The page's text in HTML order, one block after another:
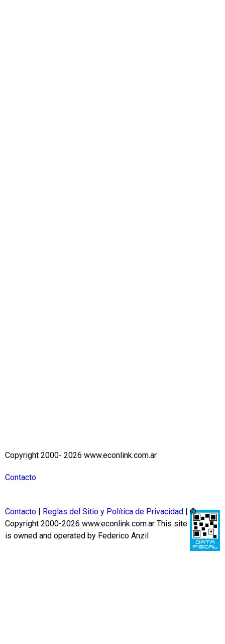
Copyright 2000- 2026 www.econlink.com.ar
Contacto
Contacto Reglas del Sitio y Política de Privacidad
| ©
Copyright 2000-2026 www.econlink.com.ar This site
is owned and operated by Federico Anzil